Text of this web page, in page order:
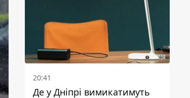
20:41
Де у Дніпрі вимикатимуть